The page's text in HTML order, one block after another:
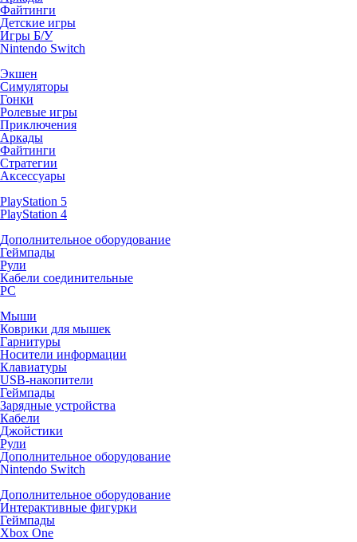
Файтинги
Детские игры
Игры Б/У
Nintendo Switch
Экшен
Симуляторы
Гонки
Ролевые игры
Приключения
Аркады
Файтинги
Стратегии
Аксессуары
PlayStation 5
PlayStation 4
Дополнительное оборудование
Геймпады
Рули
Кабели соединительные
PC
Мыши
Коврики для мышек
Гарнитуры
Носители информации
Клавиатуры
USB-накопители
Геймпады
Зарядные устройства
Кабели
Джойстики
Рули
Дополнительное оборудование
Nintendo Switch
Дополнительное оборудование
Интерактивные фигурки
Геймпады
Xbox One